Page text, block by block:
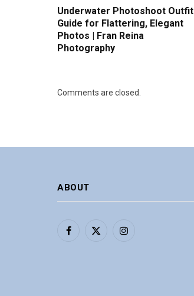
Underwater Photoshoot Outfit
Guide for Flattering, Elegant
Photos | Fran Reina
Photography
Comments are closed.
ABOUT
Facebook
X
Instagram